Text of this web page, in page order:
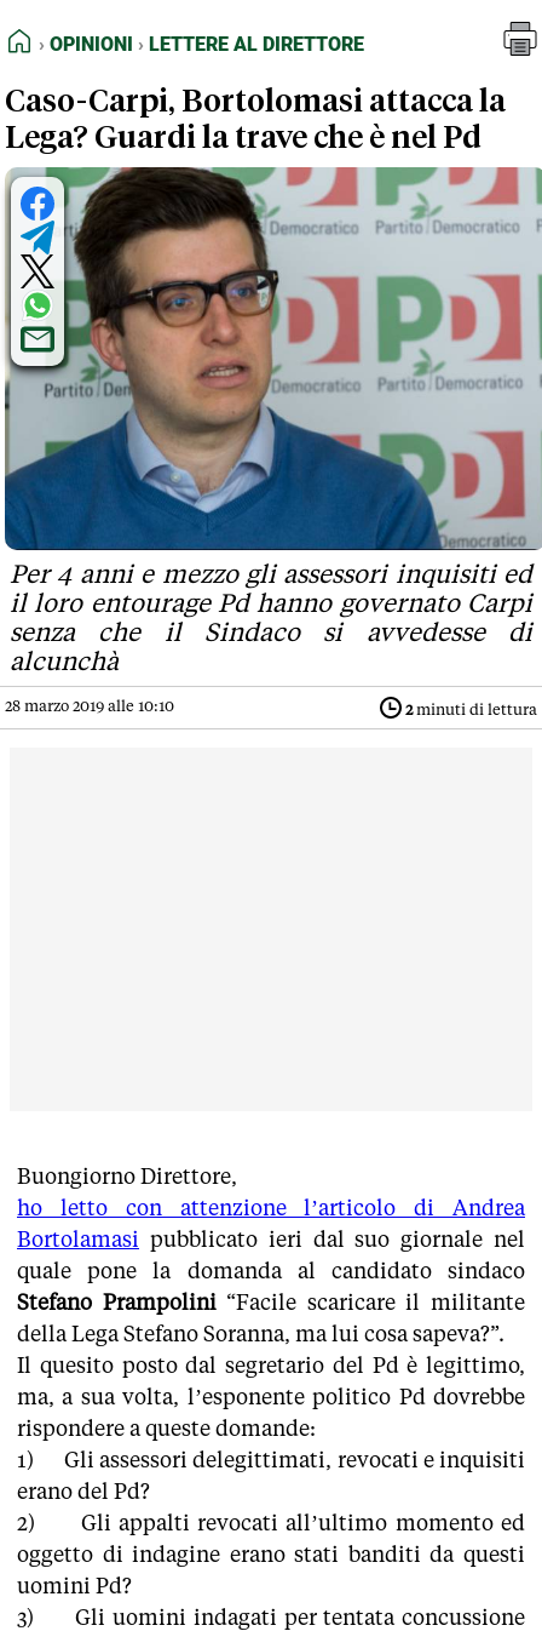
FEED RSS
NORMATIVE DEONTOLOGICHE
TERMINI e CONDIZIONI
Opinioni
Lettere al Direttore
HOME
OPINIONI LETTERE AL DIRETTORE
Caso-Carpi, Bortolomasi attacca la
Lega? Guardi la trave che è nel Pd
Per 4 anni e mezzo gli assessori inquisiti ed
il loro entourage Pd hanno governato Carpi
senza che il Sindaco si avvedesse di
alcunchà
28 marzo 2019 alle 10:10 2minuti di lettura
Buongiorno Direttore,
ho letto con attenzione l’articolo di Andrea
Bortolamasi pubblicato ieri dal suo giornale nel
quale pone la domanda al candidato sindaco
Stefano Prampolini“Facile scaricare il militante
della Lega Stefano Soranna, ma lui cosa sapeva?”.
Il quesito posto dal segretario del Pd è legittimo,
ma, a sua volta, l’esponente politico Pd dovrebbe
rispondere a queste domande:
1) Gli assessori delegittimati, revocati e inquisiti
erano del Pd?
2) Gli appalti revocati all’ultimo momento ed
oggetto di indagine erano stati banditi da questi
uomini Pd?
3) Gli uomini indagati per tentata concussione